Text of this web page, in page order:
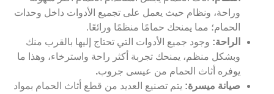
وراحة، ونظام حيث يعمل على تجميع الأدوات داخل وحدات
الحمام؛ مما يمنحك حمامًا منظمًا ورائعًا.
الراحة: وجود جميع الأدوات التي تحتاج إليها بالقرب منك
وبشكل منظم، يمنحك تجربة أكثر راحة واسترخاء، وهذا ما
يوفره أثاث الحمام من عيسى جروب.
صيانة ميسرة: يتم تصنيع العديد من قطع أثاث الحمام بمواد